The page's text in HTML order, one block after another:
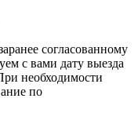
согласованному
с вами дату выезда
необходимости
по